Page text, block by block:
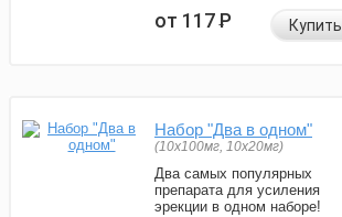
от 117Р Купить
Набор "Два в одном"
(10x100мг, 10x20мг)
Два самых популярных
препарата для усиления
эрекции в одном наборе!